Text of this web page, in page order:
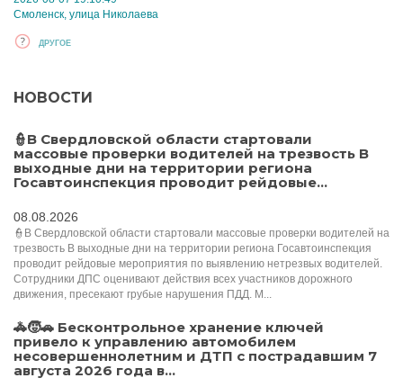
Смоленск, улица Николаева
ДРУГОЕ
НОВОСТИ
👮В Свердловской области стартовали
массовые проверки водителей на трезвость В
выходные дни на территории региона
Госавтоинспекция проводит рейдовые...
08.08.2026
👮В Свердловской области стартовали массовые проверки водителей на
трезвость В выходные дни на территории региона Госавтоинспекция
проводит рейдовые мероприятия по выявлению нетрезвых водителей.
Сотрудники ДПС оценивают действия всех участников дорожного
движения, пресекают грубые нарушения ПДД. М...
🚓🧒🚗 Бесконтрольное хранение ключей
привело к управлению автомобилем
несовершеннолетним и ДТП с пострадавшим 7
августа 2026 года в...